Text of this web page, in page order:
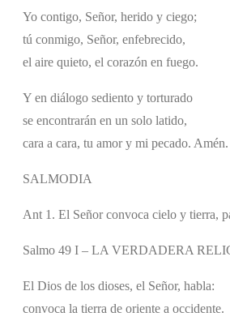
Yo contigo, Señor, herido y ciego;
tú conmigo, Señor, enfebrecido,
el aire quieto, el corazón en fuego.
Y en diálogo sediento y torturado
se encontrarán en un solo latido,
cara a cara, tu amor y mi pecado. Amén.
SALMODIA
Ant 1. El Señor convoca cielo y tierra,
Salmo 49 I – LA VERDADERA
El Dios de los dioses, el Señor, habla:
convoca la tierra de oriente a occidente.